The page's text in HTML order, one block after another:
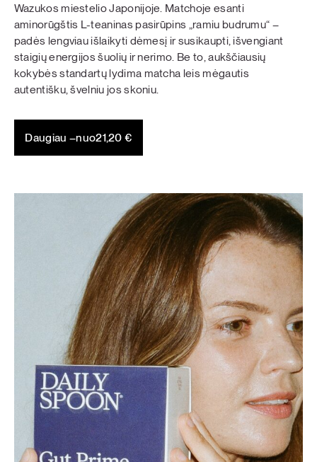
Wazukos miestelio Japonijoje. Matchoje esanti
aminorūgštis L-teaninas pasirūpins „ramiu budrumu“ –
padės lengviau išlaikyti dėmesį ir susikaupti, išvengiant
staigių energijos šuolių ir nerimo. Be to, aukščiausių
kokybės standartų lydima matcha leis mėgautis
autentišku, švelniu jos skoniu.
Daugiau –nuo21,20€